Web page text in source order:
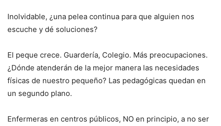
Inolvidable, ¿una pelea continua para que alguien nos
escuche y dé soluciones?
El peque crece. Guardería, Colegio. Más preocupaciones.
¿Dónde atenderán de la mejor manera las necesidades
físicas de nuestro pequeño? Las pedagógicas quedan en
un segundo plano.
Enfermeras en centros públicos, NO en principio, a no ser